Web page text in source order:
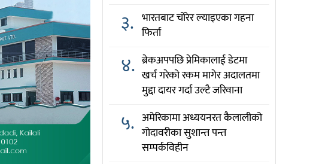
३. भारतबाट चोरेर ल्याइएका गहना
फिर्ता
४. ब्रेकअपपछि प्रेमिकालाई डेटमा
खर्च गरेको रकम मागेर अदालतमा
मुद्दा दायर गर्दा उल्टै जरिवाना
५. अमेरिकामा अध्ययनरत कैलालीको
गोदावरीका सुशान्त पन्त
सम्पर्कविहीन